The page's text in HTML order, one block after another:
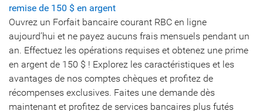
remise de 150 $ en argent
Ouvrez un Forfait bancaire courant RBC en ligne
aujourd’hui et ne payez aucuns frais mensuels pendant un
an. Effectuez les opérations requises et obtenez une prime
en argent de 150 $ ! Explorez les caractéristiques et les
avantages de nos comptes chèques et profitez de
récompenses exclusives. Faites une demande dès
maintenant et profitez de services bancaires plus futés